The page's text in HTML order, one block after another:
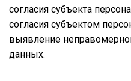
согласия субъекта
согласия субъектом
выявление
данных.